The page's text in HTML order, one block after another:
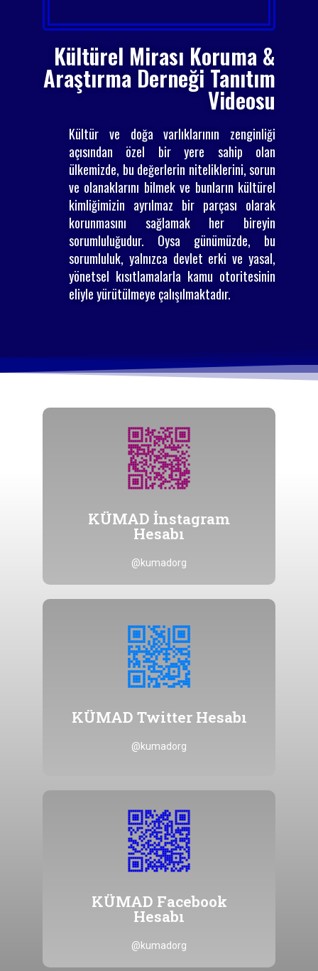
Kültürel Mirası Koruma &
Araştırma Derneği Tanıtım
Videosu
Kültür ve doğa varlıklarının zenginliği
açısından özel bir yere sahip olan
ülkemizde, bu değerlerin niteliklerini, sorun
ve olanaklarını bilmek ve bunların kültürel
kimliğimizin ayrılmaz bir parçası olarak
korunmasını sağlamak her bireyin
sorumluluğudur. Oysa günümüzde, bu
sorumluluk, yalnızca devlet erki ve yasal,
yönetsel kısıtlamalarla kamu otoritesinin
eliyle yürütülmeye çalışılmaktadır.
KÜMAD İnstagram
Hesabı
@kumadorg
KÜMAD İnstagram
Hesabı
Tıklayınız
KÜMAD Twitter Hesabı
@kumadorg
KÜMAD Twitter Hesabı
Tıklayınız
KÜMAD Facebook
Hesabı
@kumadorg
KÜMAD Facebook
Hesabı
Tıklayınız